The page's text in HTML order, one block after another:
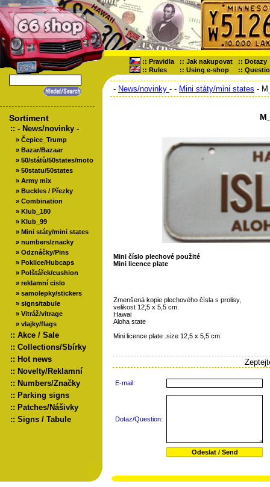
:: Pravidla :: Jak nakupovat :: Dotazy
:: Rules :: Using e-shop ::
Sortiment
:: - News/novinky -
» Čepice_Trump
» Bazar/Bazaar
» 50/států/50states/moto
» 50statu/50states
» Army mix
» Buckles / Přezky
» Combination
» Klub_180
» Klub_99
» Mini státy/mini states
» numbers/znacky
» Odznáčky/Pins
» Poklice/Hubcaps
» Polštářek/cushion
» reklamní cislo
» samolepky/stickers
» signs/tabule
» Vitráž/vitrage
» vlajky/flags
:: Akce / Sale
:: Collections/Sbírky
:: Hot news
:: Novelty/Reklamní
:: Numbers/Značky
:: Parking signs
:: Patches/Nášivky
:: Signs / Tabule
- News/novinky - - Mini státy/mini states -
Mini číslo plechové použité
Mini licence plate
Zmenšená kopie plechového čísla s prolisy,
velikost 12,5 x 5,5 cm.
Hawai
Aloha state
Mini licence plate .size 12,5 x 5,5 cm.
E-mail:
Dotaz/Question: